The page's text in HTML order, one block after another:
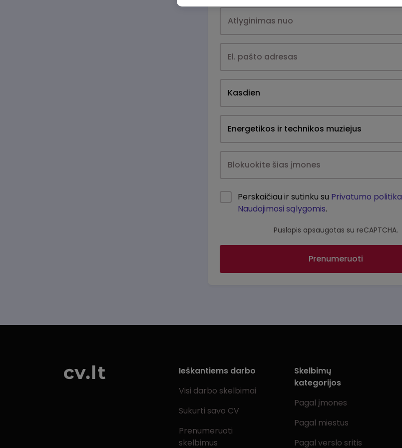
Kasdien
Perskaičiau ir sutinku su Privatumo politika
Naudojimosi sąlygomis.
Puslapis apsaugotas su reCAPTCHA.
Prenumeruoti
Ieškantiems darbo
Visi darbo skelbimai
Sukurti savo CV
Prenumeruoti
skelbimus
Skelbimų
kategorijos
Pagal įmones
Pagal miestus
Pagal verslo sritis